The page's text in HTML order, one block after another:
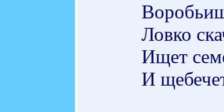
Ловко
Ищет
И